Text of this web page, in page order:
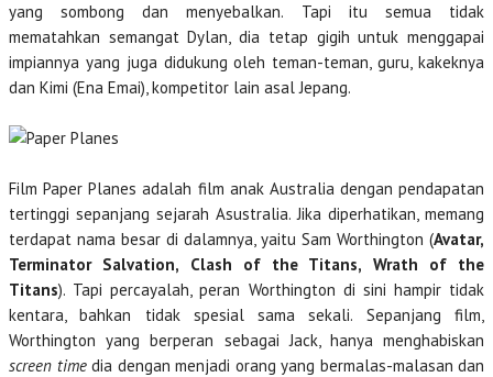
yang sombong dan menyebalkan. Tapi itu semua tidak
mematahkan semangat Dylan, dia tetap gigih untuk menggapai
impiannya yang juga didukung oleh teman-teman, guru, kakeknya
dan Kimi (Ena Emai), kompetitor lain asal Jepang.
Film Paper Planes adalah film anak Australia dengan pendapatan
tertinggi sepanjang sejarah Asustralia. Jika diperhatikan, memang
terdapat nama besar di dalamnya, yaitu Sam Worthington (Avatar,
Terminator Salvation, Clash of the Titans, Wrath of the
Titans). Tapi percayalah, peran Worthington di sini hampir tidak
kentara, bahkan tidak spesial sama sekali. Sepanjang film,
Worthington yang berperan sebagai Jack, hanya menghabiskan
screen timedia dengan menjadi orang yang bermalas-malasan dan